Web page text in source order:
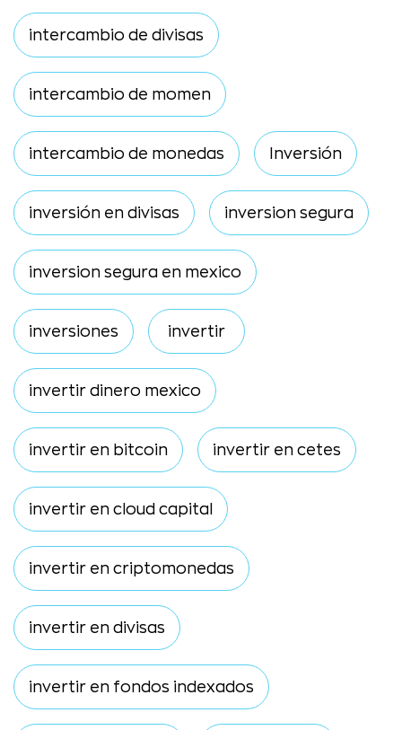
intercambio de divisas
intercambio de momen
intercambio de monedas Inversión
inversión en divisas inversion segura
inversion segura en mexico
inversiones invertir
invertir dinero mexico
invertir en bitcoin invertir en cetes
invertir en cloud capital
invertir en criptomonedas
invertir en divisas
invertir en fondos indexados